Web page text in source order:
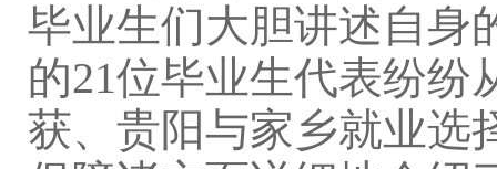
毕业生们大胆讲述自身
的21位毕业生代表纷纷
获、贵阳与家乡就业选